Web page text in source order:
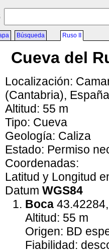
Búsqueda Ruso II
Cueva del
Localización:
(Cantabria), España
Altitud: 55 m
Tipo: Cueva
Geología: Caliza
Estado: Permiso
Coordenadas:
Latitud y Longitud
Datum WGS84
Boca
Altitud: 55 m
Origen: BD
Fiabilidad: